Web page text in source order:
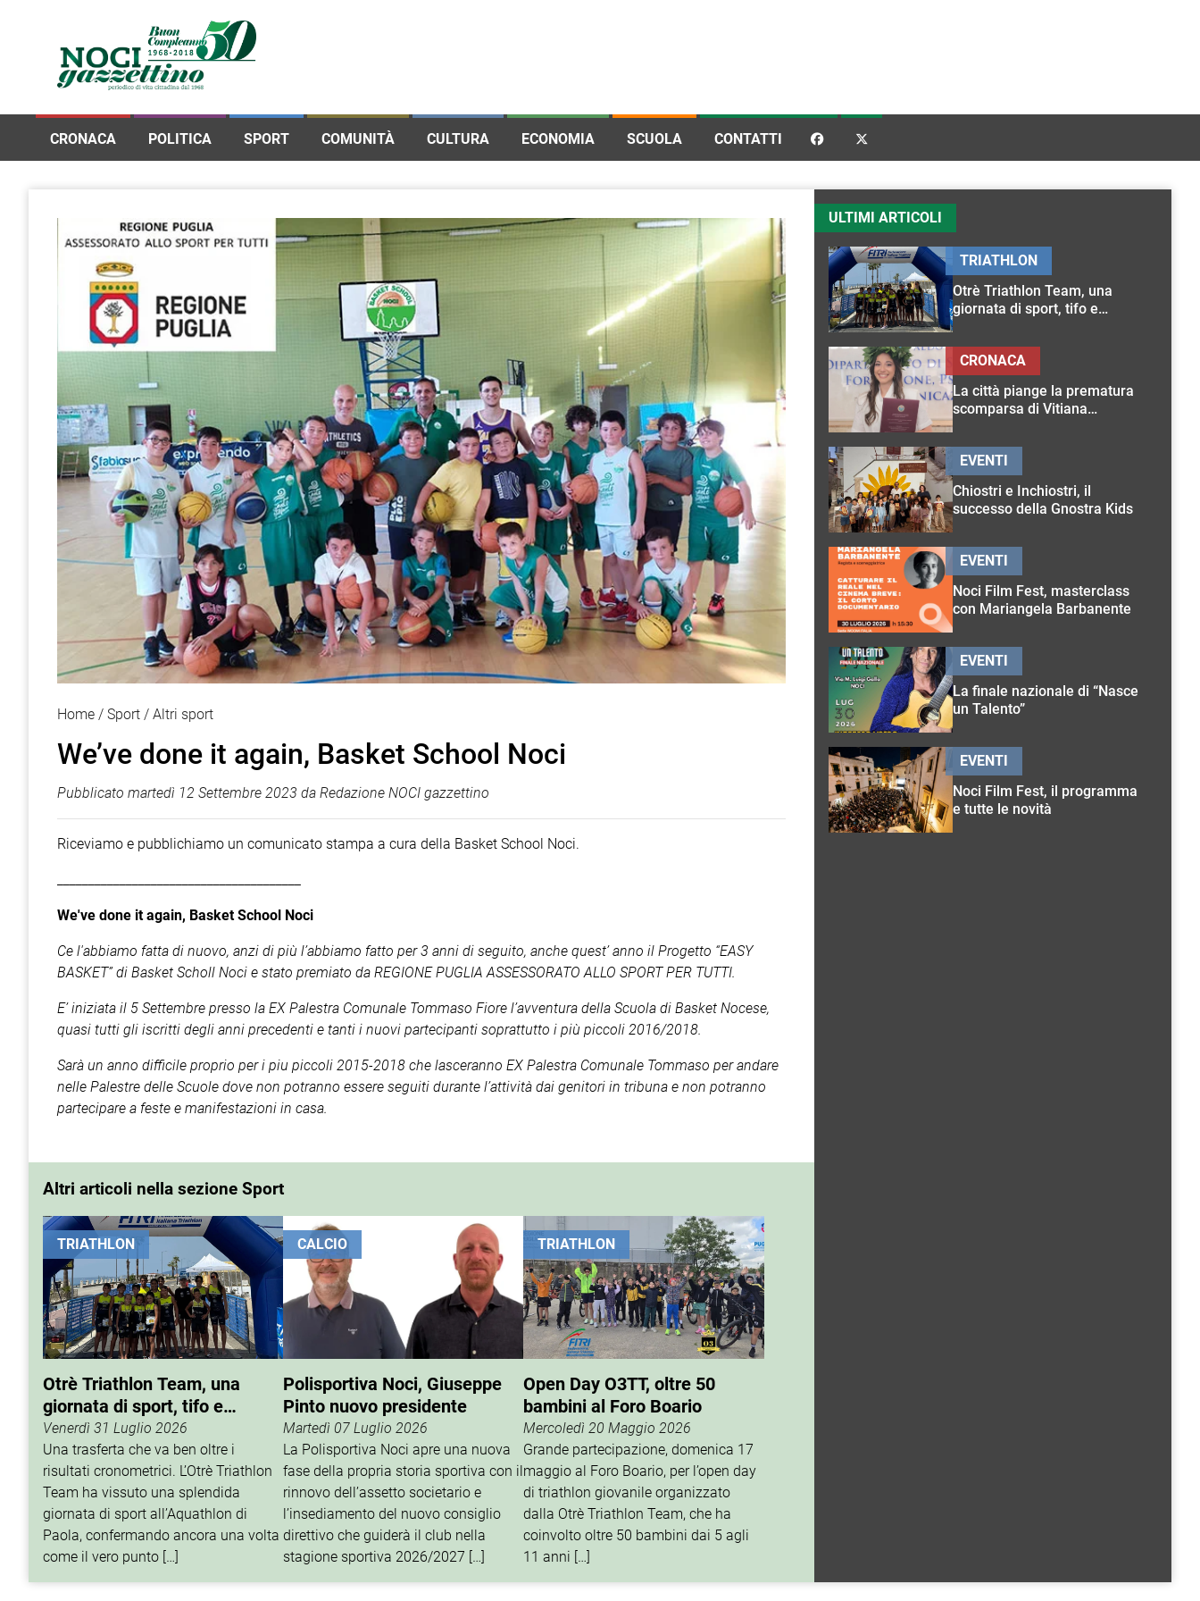
CRONACA POLITICA SPORT COMUNITÀ CULTURA ECONOMIA SCUOLA CONTATTI  
Home Sport Altri sport
We’ve done it again, Basket School Noci
Pubblicato martedì 12 Settembre 2023 da Redazione NOCI gazzettino
Riceviamo e pubblichiamo un comunicato stampa a cura della Basket School Noci.
We've done it again, Basket School Noci
Ce l'abbiamo fatta di nuovo, anzi di più l’abbiamo fatto per 3 anni di seguito, anche quest’ anno il Progetto “EASY
BASKET” di Basket Scholl Noci e stato premiato da REGIONE PUGLIA ASSESSORATO ALLO SPORT PER TUTTI.
E’ iniziata il 5 Settembre presso la EX Palestra Comunale Tommaso Fiore l’avventura della Scuola di Basket Nocese,
quasi tutti gli iscritti degli anni precedenti e tanti i nuovi partecipanti soprattutto i più piccoli 2016/2018.
Sarà un anno difficile proprio per i piu piccoli 2015-2018 che lasceranno EX Palestra Comunale Tommaso per andare
nelle Palestre delle Scuole dove non potranno essere seguiti durante l’attività dai genitori in tribuna e non potranno
partecipare a feste e manifestazioni in casa.
Altri articoli nella sezione Sport
TRIATHLON
Otrè Triathlon Team, una
giornata di sport, tifo e
condivisione
Venerdì 31 Luglio 2026
Una trasferta che va ben oltre i
risultati cronometrici. L’Otrè Triathlon
Team ha vissuto una splendida
giornata di sport all’Aquathlon di
Paola, confermando ancora una volta
come il vero punto […]
CALCIO
Polisportiva Noci, Giuseppe
Pinto nuovo presidente
Martedì 07 Luglio 2026
La Polisportiva Noci apre una nuova
fase della propria storia sportiva con il
rinnovo dell’assetto societario e
l’insediamento del nuovo consiglio
direttivo che guiderà il club nella
stagione sportiva 2026/2027 […]
TRIATHLON
Open Day O3TT, oltre 50
bambini al Foro Boario
Mercoledì 20 Maggio 2026
Grande partecipazione, domenica 17
maggio al Foro Boario, per l’open day
di triathlon giovanile organizzato
dalla Otrè Triathlon Team, che ha
coinvolto oltre 50 bambini dai 5 agli
11 anni […]
ULTIMI ARTICOLI
Otrè Triathlon Team, una
giornata di sport, tifo e
TRIATHLON
La città piange la prematura
scomparsa di Vitiana
CRONACA
Chiostri e Inchiostri, il
successo della Gnostra Kids
EVENTI
Noci Film Fest, masterclass
con Mariangela Barbanente
EVENTI
La finale nazionale di “Nasce
un Talento”
EVENTI
Noci Film Fest, il programma
e tutte le novità
EVENTI